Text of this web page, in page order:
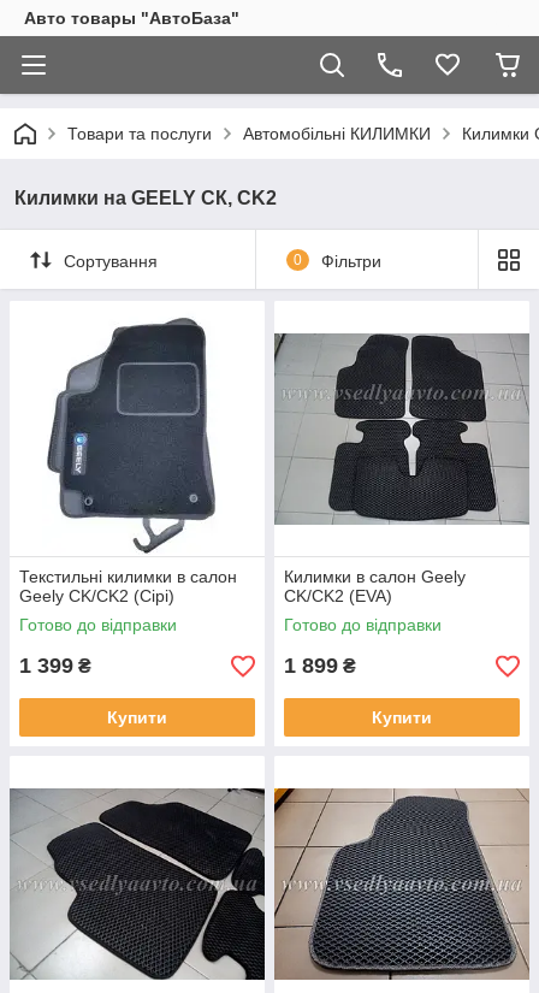
Авто товары "АвтоБаза"
Товари та послуги Автомобільні КИЛИМКИ Килимки
Килимки на GEELY СК, CK2
Сортування 0 Фільтри
Текстильні килимки в салон
Geely CK/CK2 (Сірі)
Готово до відправки
1 399 ₴
Купити
Килимки в салон Geely
CK/CK2 (EVA)
Готово до відправки
1 899 ₴
Купити